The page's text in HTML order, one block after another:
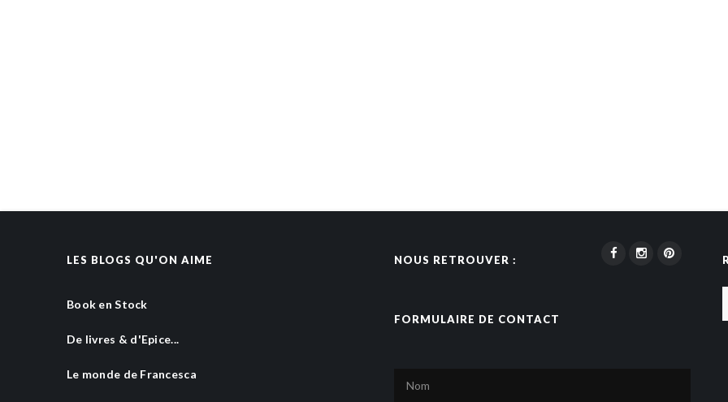
LES BLOGS QU'ON AIME
Book en Stock
De livres & d'Epice...
Le monde de Francesca
NOUS RETROUVER :
FORMULAIRE DE CONTACT